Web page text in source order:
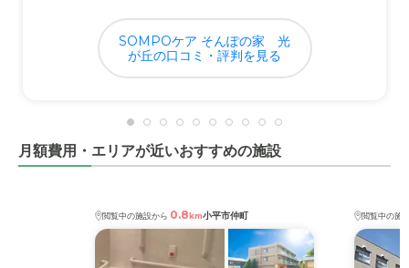
SOMPOケア そんぽの家 光
が丘の口コミ・評判を見る
月額費用・エリアが近いおすすめの施設
閲覧中の施設から 0.8km小平市仲町 閲覧中の施